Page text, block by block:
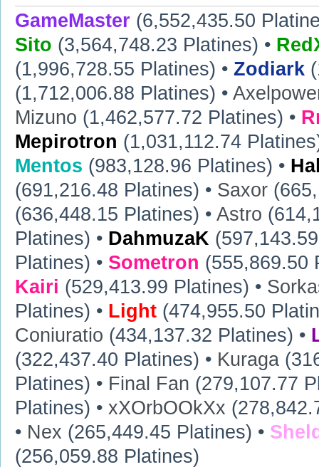
GameMaster (6,552,435.50
Sito (3,564,748.23 Platines) •
(1,996,728.55 Platines) • Zodiark
(1,712,006.88 Platines) •
Mizuno (1,462,577.72 Platines) •
Mepirotron (1,031,112.74
Mentos (983,128.96 Platines) •
(691,216.48 Platines) • Saxor
(636,448.15 Platines) • Astro
Platines) • DahmuzaK
Platines) • Sometron (555,869.50
Kairi (529,413.99 Platines) •
Platines) • Light (474,955.50
Coniuratio (434,137.32 Platines) •
(322,437.40 Platines) • Kuraga
Platines) • Final Fan (279,107.77
Platines) • xXOrbOOkXx
• Nex (265,449.45 Platines) •
(256,059.88 Platines)